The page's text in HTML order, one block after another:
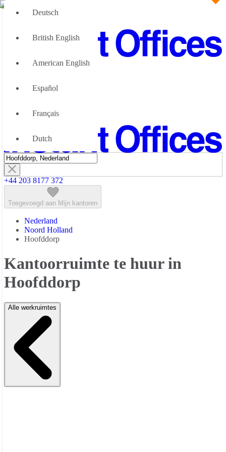
Wij kunnen u helpen
Over Ons
Neem contact met ons op
+44 203 8177 372
Toegevoegd aan Mijn kantoren
Nederland
Noord Holland
Hoofddorp
Kantoorruimte te huur in
Hoofddorp
Alle werkruimtes
Deutsch
British English
American English
Español
Français
Dutch